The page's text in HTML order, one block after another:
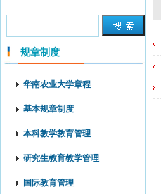
规章制度
华南农业大学章程
基本规章制度
本科教学教育管理
研究生教育教学管理
国际教育管理